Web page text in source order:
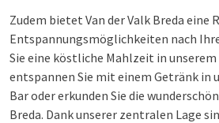
Zudem bietet Van der Valk Breda eine
Entspannungsmöglichkeiten nach
Sie eine köstliche Mahlzeit in
entspannen Sie mit einem Getränk in
Bar oder erkunden Sie die
Breda. Dank unserer zentralen Lage